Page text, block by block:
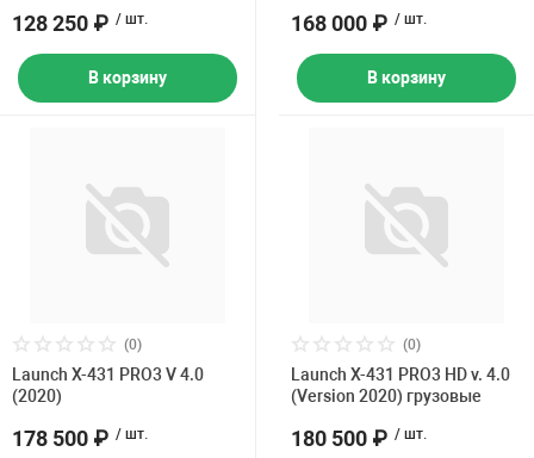
128 250 ₽ / шт.
В корзину
168 000 ₽ / шт.
В корзину
(0)
Launch X-431 PRO3 V 4.0
(2020)
178 500 ₽ / шт.
(0)
Launch X-431 PRO3 HD v. 4.0
(Version 2020) грузовые
180 500 ₽ / шт.